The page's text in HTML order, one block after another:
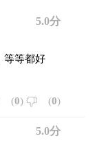
5.0分
等等都好
(0) (0)
5.0分